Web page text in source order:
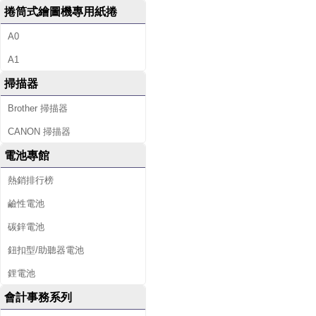
捲筒式繪圖機專用紙捲
A0
A1
掃描器
Brother 掃描器
CANON 掃描器
電池專館
熱銷排行榜
鹼性電池
碳鋅電池
鈕扣型/助聽器電池
鋰電池
會計事務系列